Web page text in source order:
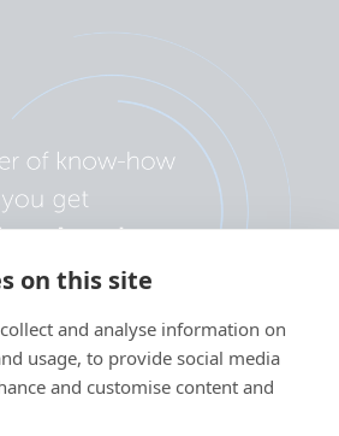
on this site
and analyse information on
usage, to provide social media
and customise content and